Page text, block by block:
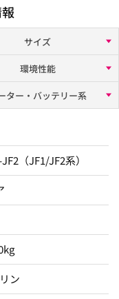
サイズ
環境性能
ター・バッテリー系
（JF1/JF2系）
ン